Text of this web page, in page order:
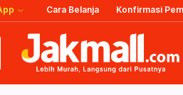
Cara Belanja Konfirmasi